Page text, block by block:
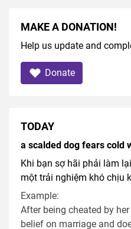
MAKE A DONATION!
Help us update and
Donate
TODAY
a scalded dog fears cold
Khi bạn sợ hãi phải làm
một trải nghiệm khó chịu
Example:
After being cheated by
belief on marriage and